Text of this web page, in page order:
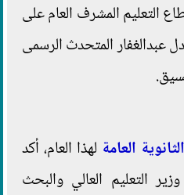
التعليم المشرف العام على
عبدالغفار المتحدث الرسمى
الثانوية العامة لهذا العام، أكد
التعليم العالي والبحث